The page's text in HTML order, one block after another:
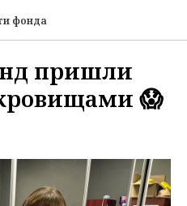
фонда
пришли
😱